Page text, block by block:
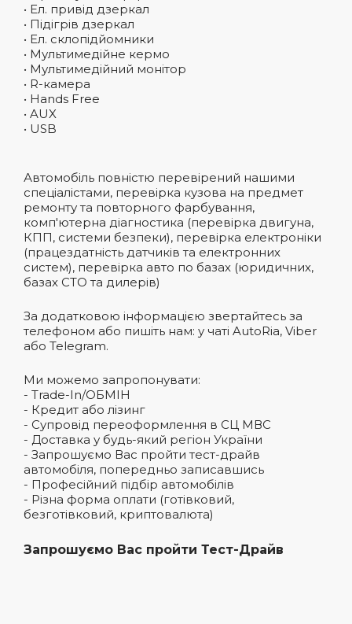
• Ел. привід дзеркал
• Підігрів дзеркал
• Ел. склопідйомники
• Мультимедійне кермо
• Мультимедійний монітор
• R-камера
• Hands Free
• AUX
• USB
Автомобіль повністю перевірений нашими
спеціалістами, перевірка кузова на предмет
ремонту та повторного фарбування,
комп'ютерна діагностика (перевірка двигуна,
КПП, системи безпеки), перевірка електроніки
(працездатність датчиків та електронних
систем), перевірка авто по базах (юридичних,
базах СТО та дилерів)
За додатковою інформацією звертайтесь за
телефоном або пишіть нам: у чаті AutoRia, Viber
або Telegram.
Ми можемо запропонувати:
- Trade-In/ОБМІН
- Кредит або лізинг
- Супровід переоформлення в СЦ МВС
- Доставка у будь-який регіон України
- Запрошуємо Вас пройти тест-драйв
автомобіля, попередньо записавшись
- Професійний підбір автомобілів
- Різна форма оплати (готівковий,
безготівковий, криптовалюта)
Запрошуємо Вас пройти Тест-Драйв